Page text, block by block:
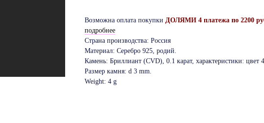
Возможна оплата покупки ДОЛЯМИ 4 платежа по 2200
подробнее
Страна производства: Россия
Материал: Серебро 925, родий.
Камень: Бриллиант (CVD), 0.1 карат, характеристики: цвет
Размер камня: d 3 mm.
Weight: 4 g